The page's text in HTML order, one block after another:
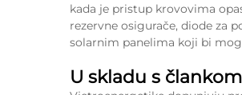
kada je pristup krovovima
rezervne osigurače, diode za
solarnim panelima koji bi
U skladu s